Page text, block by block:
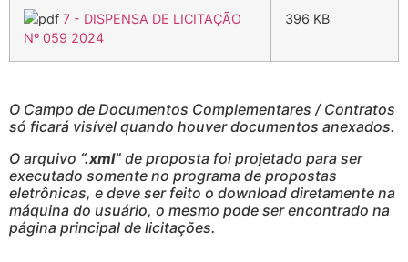
7 - DISPENSA DE LICITAÇÃO
Nº 059 2024
396 KB
O Campo de Documentos Complementares / Contratos
só ficará visível quando houver documentos anexados.
O arquivo “.xml” de proposta foi projetado para ser
executado somente no programa de propostas
eletrônicas, e deve ser feito o download diretamente na
máquina do usuário, o mesmo pode ser encontrado na
página principal de licitações.